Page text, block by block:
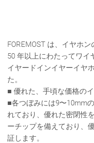
FOREMOST は、イヤホ
50 年以上にわたってワイ
イヤードインイヤーイヤ
た。
■ 優れた、手頃な価格の
■各つぼみには9〜10mm
れており、優れた密閉性
ーチップを備えており、
証します。